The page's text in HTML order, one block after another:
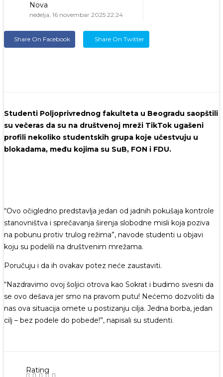
Nova
nedelja, 16 novembar 2025 22:24
Share On Facebook Share On Twitter
Studenti Poljoprivrednog fakulteta u Beogradu saopštili
su večeras da su na društvenoj mreži TikTok ugašeni
profili nekoliko studentskih grupa koje učestvuju u
blokadama, među kojima su SuB, FON i FDU.
“Ovo očigledno predstavlja jedan od jadnih pokušaja kontrole
stanovništva i sprečavanja širenja slobodne misli koja poziva
na pobunu protiv trulog režima”, navode studenti u objavi
koju su podelili na društvenim mrežama.
Poručuju i da ih ovakav potez neće zaustaviti.
“Nazdravimo ovoj šoljici otrova kao Sokrat i budimo svesni da
se ovo dešava jer smo na pravom putu! Nećemo dozvoliti da
nas ova situacija omete u postizanju cilja. Jedna borba, jedan
cilj – bez podele do pobede!”, napisali su studenti.
Rating